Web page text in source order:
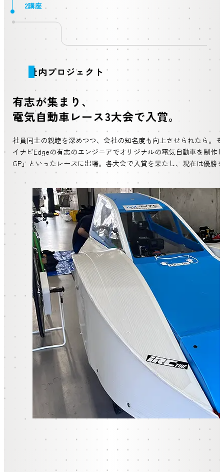
マイナビEdgeの7つの強み
技術領域・プロジェクト
配属の流れ
キャリアプラン
福利厚生
未来のエンジニアの ための社会貢献活動
2講座
社内プロジェクト
有志が集まり、
電気自動車レース3大会で入賞。
社員同士の親睦を深めつつ、会社の知名度も向上させられたら。
イナビEdgeの有志のエンジニアでオリジナルの電気自動車を制作
GP」といったレースに出場。各大会で入賞を果たし、現在は優勝